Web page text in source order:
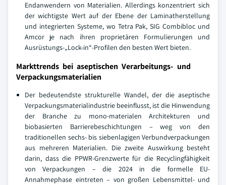
Endanwendern von Materialien. Allerdings konzentriert sich
der wichtigste Wert auf der Ebene der Laminatherstellung
und integrierten Systeme, wo Tetra Pak, SIG Combibloc und
Amcor je nach ihren proprietären Formulierungen und
Ausrüstungs-„Lock-in“-Profilen den besten Wert bieten.
Markttrends bei aseptischen Verarbeitungs- und
Verpackungsmaterialien
Der bedeutendste strukturelle Wandel, der die aseptische
Verpackungsmaterialindustrie beeinflusst, ist die Hinwendung
der Branche zu mono-materialen Architekturen und
biobasierten Barrierebeschichtungen – weg von den
traditionellen sechs- bis siebenlagigen Verbundverpackungen
aus mehreren Materialien. Die zweite Auswirkung besteht
darin, dass die PPWR-Grenzwerte für die Recyclingfähigkeit
von Verpackungen – die 2024 in die formelle EU-
Annahmephase eintreten – von großen Lebensmittel- und